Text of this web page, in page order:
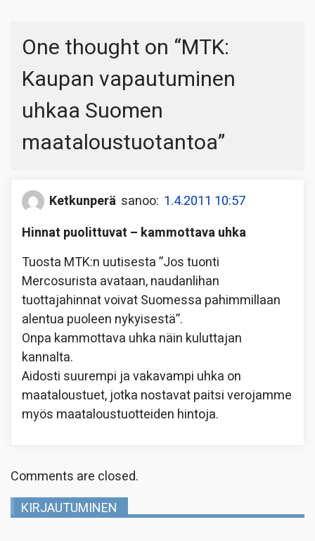
One thought on “MTK:
Kaupan vapautuminen
uhkaa Suomen
maataloustuotantoa”
Ketkunperä sanoo: 1.4.2011 10:57
Hinnat puolittuvat – kammottava uhka
Tuosta MTK:n uutisesta ”Jos tuonti
Mercosurista avataan, naudanlihan
tuottajahinnat voivat Suomessa pahimmillaan
alentua puoleen nykyisestä”.
Onpa kammottava uhka näin kuluttajan
kannalta.
Aidosti suurempi ja vakavampi uhka on
maataloustuet, jotka nostavat paitsi verojamme
myös maataloustuotteiden hintoja.
Comments are closed.
KIRJAUTUMINEN